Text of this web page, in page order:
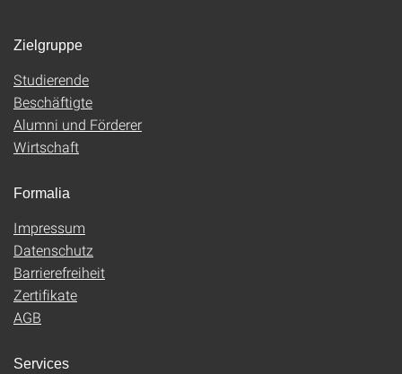
Zielgruppe
Studierende
Beschäftigte
Alumni und Förderer
Wirtschaft
Formalia
Impressum
Datenschutz
Barrierefreiheit
Zertifikate
AGB
Services